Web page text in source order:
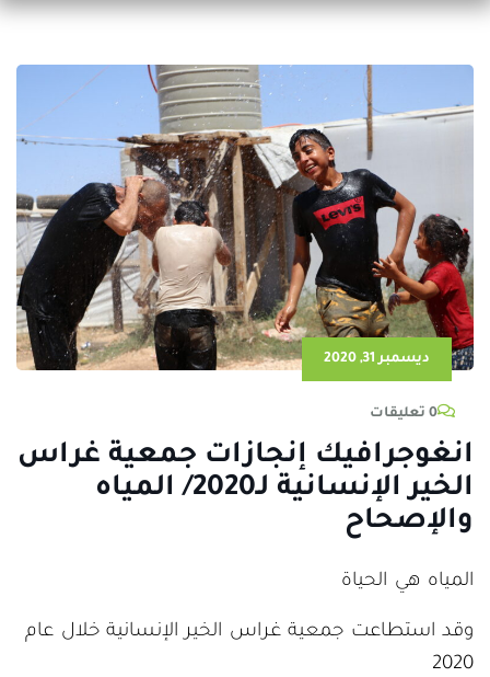
ديسمبر 31, 2020
0 تعليقات
انغوجرافيك إنجازات جمعية غراس
الخير الإنسانية لـ2020/ المياه
والإصحاح
المياه هي الحياة
وقد استطاعت جمعية غراس الخير الإنسانية خلال عام
2020